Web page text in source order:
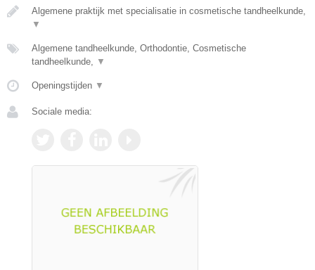
Algemene praktijk met specialisatie in cosmetische tandheelkunde,
▼
Algemene tandheelkunde, Orthodontie, Cosmetische
tandheelkunde,
▼
Openingstijden ▼
Sociale media: